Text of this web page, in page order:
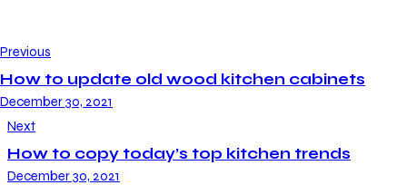
,
n
o
e
a
Previous
How to update old wood kitchen cabinets
December 30, 2021
Next
How to copy today’s top kitchen trends
December 30, 2021